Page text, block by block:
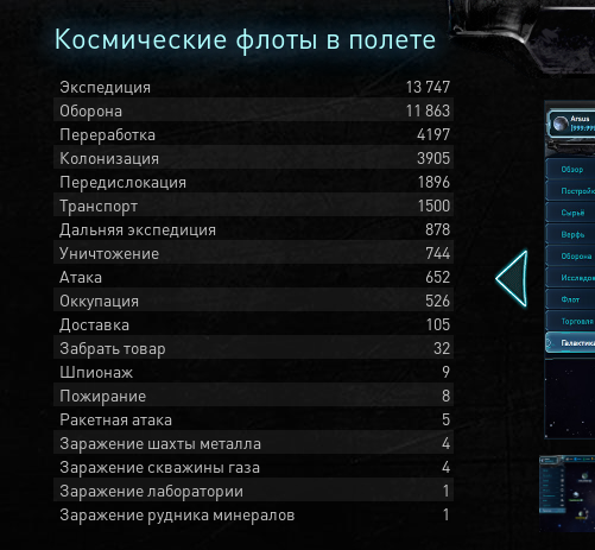
Космические флоты в полете
Экспедиция
13 747
Оборона
11 863
Переработка
4197
Колонизация
3905
Передислокация
1896
Транспорт
1500
Дальняя экспедиция
878
Уничтожение
744
Атака
652
Оккупация
526
Доставка
105
Забрать товар
32
Шпионаж
9
Пожирание
8
Ракетная атака
5
Заражение шахты металла
4
Заражение скважины газа
4
Заражение лаборатории
1
Заражение рудника минералов
1